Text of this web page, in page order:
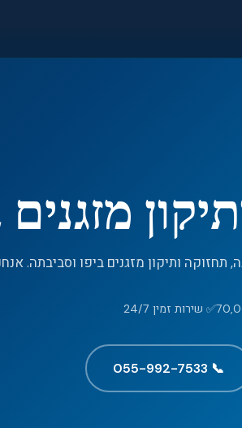
מזגנים
תחזוקה ותיקון מזגנים ביפו וסביבתה.
✅ שירות זמין 24/7
📞 055-992-7533